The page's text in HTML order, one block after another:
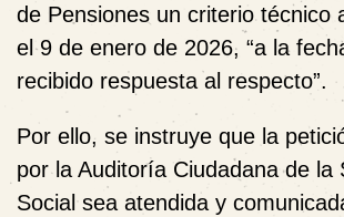
de Pensiones un criterio técnico
el 9 de enero de 2026, “a la
recibido respuesta al respecto”.
Por ello, se instruye que la
por la Auditoría Ciudadana de la
Social sea atendida y